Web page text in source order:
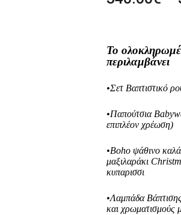
Το
περιλαμβάνει
•Σετ Βαπτιστικό
•Παπούτσια
επιπλέον χρέωση)
•Boho ψάθινο
μαξιλαράκι
κυπαρισσι
•Λαμπάδα
και χρωματισμούς